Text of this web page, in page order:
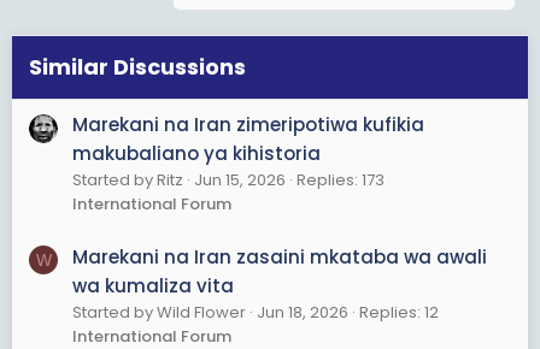
Ushahidi mwingine ni vita ya Vietnam,Talabans na
somalia.
Pamoja na bajeti kubwa yote hivyo lkn bado supapawa
kuipiga Iran.
Similar Discussions
Marekani na Iran zimeripotiwa kufikia
makubaliano ya kihistoria
Started by Ritz Jun 15, 2026 Replies: 173
International Forum
W
Marekani na Iran zasaini mkataba wa awali
wa kumaliza vita
Started by Wild Flower Jun 18, 2026 Replies: 12
International Forum